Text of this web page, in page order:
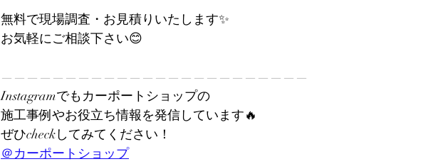
無料で現場調査・お見積りいたします✨
お気軽にご相談下さい😊
————————————————————————
Instagramでもカーポートショップの
施工事例やお役立ち情報を発信しています🔥
ぜひcheckしてみてください！
＠カーポートショップ